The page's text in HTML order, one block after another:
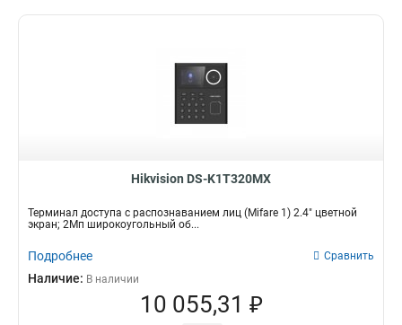
Hikvision DS-K1T320MX
Терминал доступа с распознаванием лиц (Mifare 1) 2.4" цветной
экран; 2Мп широкоугольный об...
Подробнее Сравнить
Наличие: В наличии
10 055,31 ₽